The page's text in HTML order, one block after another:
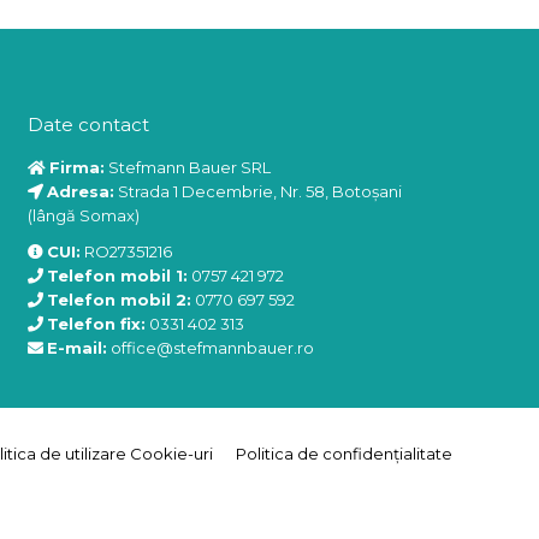
Date contact
Firma: Stefmann Bauer SRL
Adresa: Strada 1 Decembrie, Nr. 58, Botoșani
(lângă Somax)
CUI: RO27351216
Telefon mobil 1: 0757 421 972
Telefon mobil 2: 0770 697 592
Telefon fix: 0331 402 313
E-mail: office@stefmannbauer.ro
de utilizare Cookie-uri Politica de confidențialitate